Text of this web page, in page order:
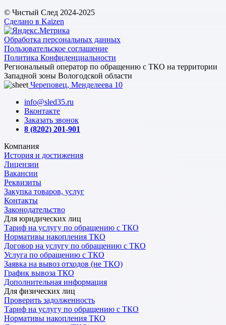
© Чистый След 2024-2025
Сделано в Kaizen
Обработка персональных данных
Пользовательское соглашение
Политика Конфиденциальности
Региональный оператор по обращению с ТКО на территории
Западной зоны Вологодской области
Череповец, Менделеева 10
info@sled35.ru
Вконтакте
Заказать звонок
8 (8202) 201-901
Компания
История и достижения
Лицензии
Вакансии
Реквизиты
Закупка товаров, услуг
Контакты
Законодательство
Для юридических лиц
Тариф на услугу по обращению с ТКО
Нормативы накопления ТКО
Договор на услугу по обращению с ТКО
Услуга по обращению с ТКО
Заявка на вывоз отходов (не ТКО)
График вывоза ТКО
Дополнительная информация
Для физических лиц
Проверить задолженность
Тариф на услугу по обращению с ТКО
Нормативы накопления ТКО